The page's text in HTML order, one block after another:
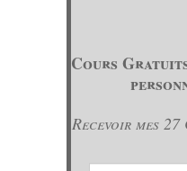
Cours
Recevoir mes 27